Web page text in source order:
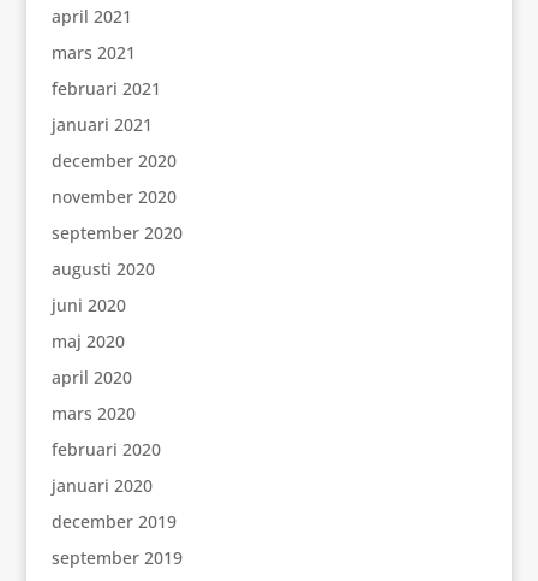
april 2021
mars 2021
februari 2021
januari 2021
december 2020
november 2020
september 2020
augusti 2020
juni 2020
maj 2020
april 2020
mars 2020
februari 2020
januari 2020
december 2019
september 2019